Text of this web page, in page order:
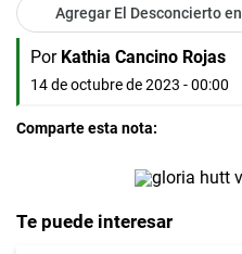
Agregar El Desconcierto en
Por Kathia Cancino Rojas
14 de octubre de 2023 - 00:00
Comparte esta nota:
Te puede interesar